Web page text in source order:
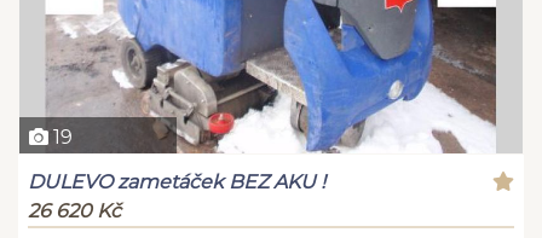
19
DULEVO zametáček BEZ AKU !
26 620 Kč